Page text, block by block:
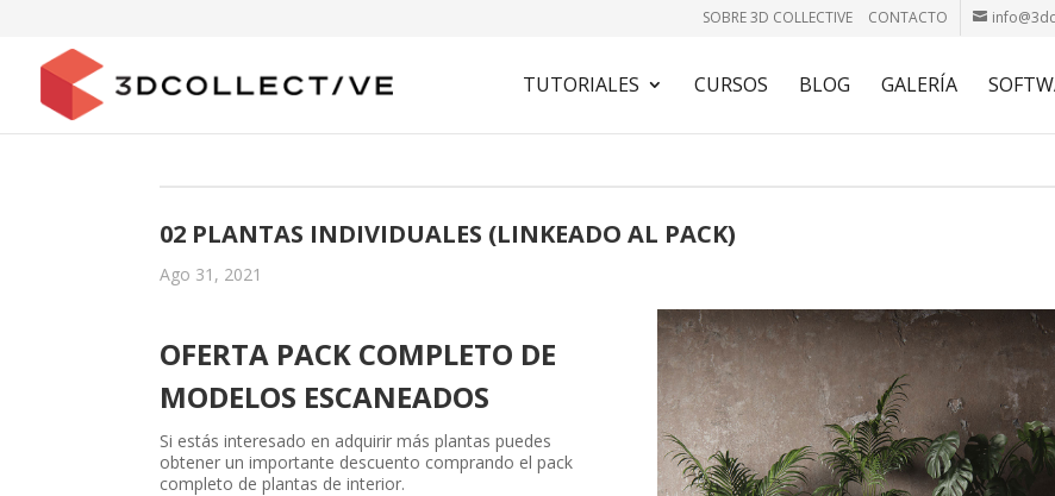
SOBRE 3D COLLECTIVE CONTACTO
TUTORIALES CURSOS BLOG GALERÍA
02 PLANTAS INDIVIDUALES (LINKEADO AL PACK)
Ago 31, 2021
OFERTA PACK COMPLETO DE
MODELOS ESCANEADOS
Si estás interesado en adquirir más plantas puedes
obtener un importante descuento comprando el pack
completo de plantas de interior.